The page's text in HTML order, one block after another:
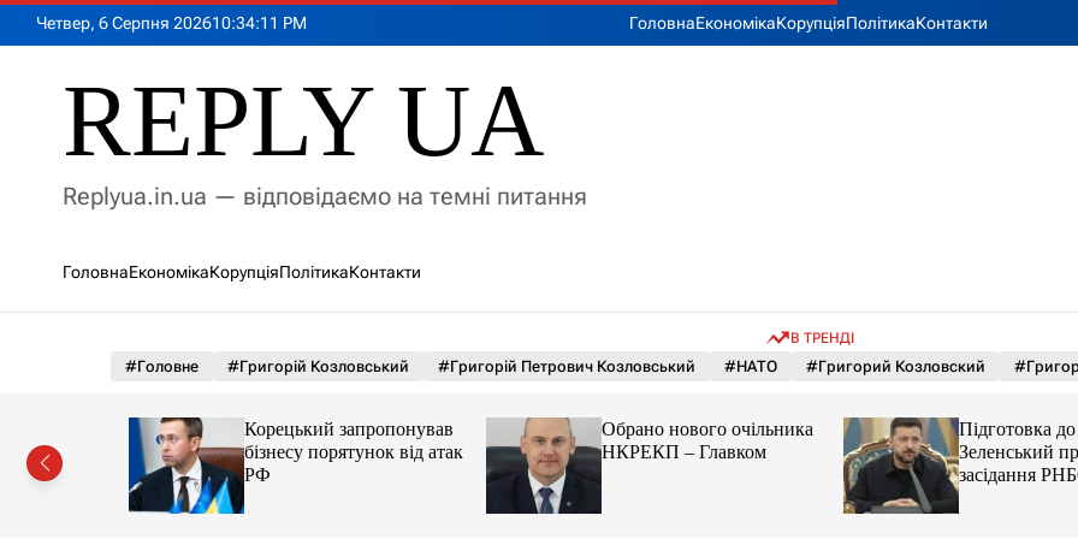
Четвер, 6 Серпня 202610:34:12 PM ГоловнаЕкономікаКорупціяПолітикаКонтакти
REPLY UA
Replyua.in.ua — відповідаємо на темні питання
ГоловнаЕкономікаКорупціяПолітикаКонтакти
В ТРЕНДІ
#Головне #Григорій Козловський #Григорій Петрович Козловський #НАТО #Григорий Козловский
з
Корецький запропонував
бізнесу порятунок від атак
РФ
Обрано нового очільника
НКРЕКП – Главком
Підготовка до
Зеленський
засідання РНБО